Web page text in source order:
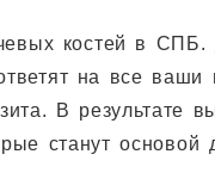
костей в СПБ.
на все
В результате
станут основой